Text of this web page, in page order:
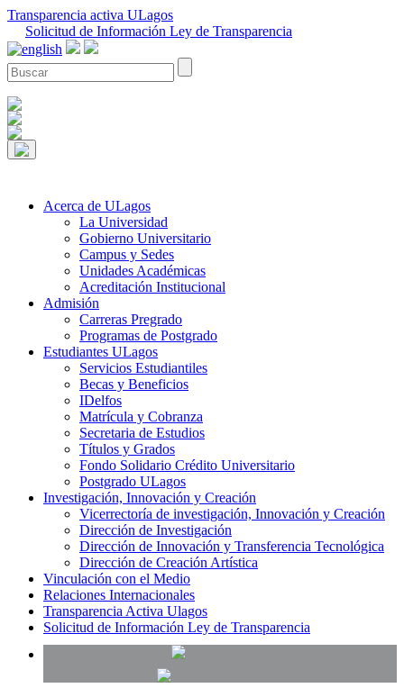
Transparencia activa ULagos
Solicitud de Información Ley de Transparencia
Acerca de ULagos
La Universidad
Gobierno Universitario
Campus y Sedes
Unidades Académicas
Acreditación Institucional
Admisión
Carreras Pregrado
Programas de Postgrado
Estudiantes ULagos
Servicios Estudiantiles
Becas y Beneficios
IDelfos
Matrícula y Cobranza
Secretaria de Estudios
Títulos y Grados
Fondo Solidario Crédito Universitario
Postgrado ULagos
Investigación, Innovación y Creación
Vicerrectoría de investigación, Innovación y Creación
Dirección de Investigación
Dirección de Innovación y Transferencia Tecnológica
Dirección de Creación Artística
Vinculación con el Medio
Relaciones Internacionales
Transparencia Activa Ulagos
Solicitud de Información Ley de Transparencia